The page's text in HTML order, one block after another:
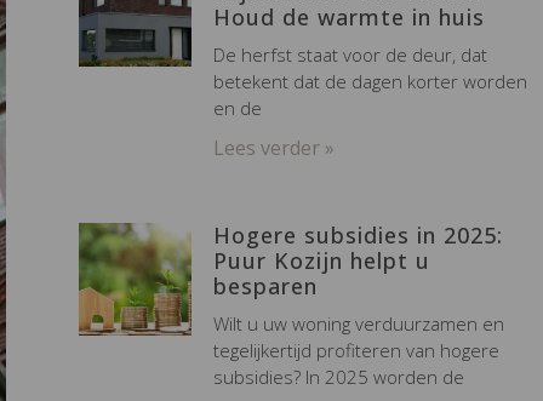
Houd de warmte in huis
De herfst staat voor de deur, dat
betekent dat de dagen korter worden
en de
Lees verder »
Hogere subsidies in 2025:
Puur Kozijn helpt u
besparen
Wilt u uw woning verduurzamen en
tegelijkertijd profiteren van hogere
subsidies? In 2025 worden de